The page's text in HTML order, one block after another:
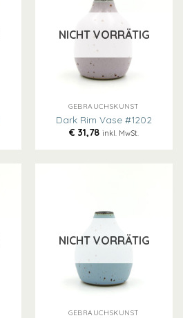
NICHT VORRÄTIG
GEBRAUCHSKUNST
Dark Rim Vase #1202
€ 31,78 inkl. MwSt.
NICHT VORRÄTIG
GEBRAUCHSKUNST